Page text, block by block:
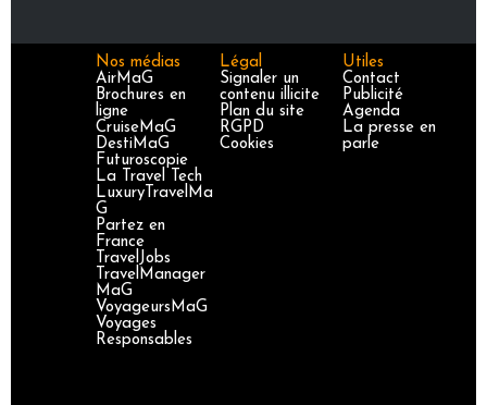
Nos médias
AirMaG
Brochures en
ligne
CruiseMaG
DestiMaG
Futuroscopie
La Travel Tech
LuxuryTravelMa
G
Partez en
France
TravelJobs
TravelManager
MaG
VoyageursMaG
Voyages
Responsables
Légal
Signaler un
contenu illicite
Plan du site
RGPD
Cookies
Utiles
Contact
Publicité
Agenda
La presse en
parle